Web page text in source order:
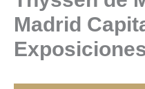
Madrid